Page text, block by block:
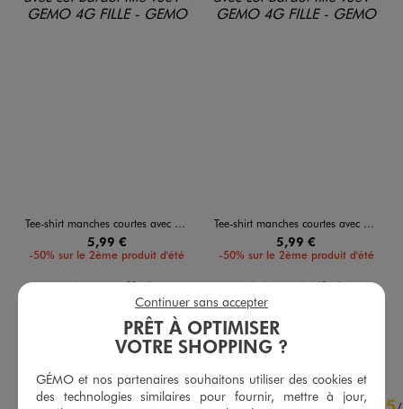
Tee-shirt manches courtes avec col Bardot fille
5,99 €
-50% sur le 2ème produit d'été
5/5 de moyenne
(38 avis)
AJOUTER AU PANIER
Tee-shirt manches courtes avec col Bardot fille
5,99 €
-50% sur le 2ème produit d'été
5/5 de moyenne
(69 avis)
AJOUTER
PRÊT À OPTIMISER
VOTRE SHOPPING ?
GÉMO et nos partenaires souhaitons utiliser des cookies et
des technologies similaires pour fournir, mettre à jour,
Continuer sans accepter